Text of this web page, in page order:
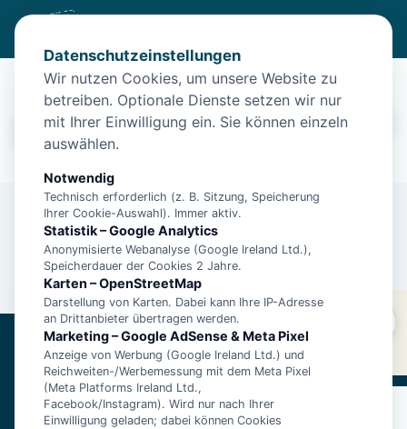
Unterkünfte in Wangerland
Wangerland
15.08. – 22.08. · 2 Gäste
Suche ändern
Wangerland
15.08. – 22.08. · 2 Gäste
Um die Karte anzuzeigen, musst du externe Inhalte
(OpenStreetMap)akzeptieren.
Ostfriesland1.de
Über 16.000 Unterkünfte an der ostfriesischen Nordseeküste.
Finde Ferienwohnungen, Ferienhäuser und Hotels nach Ort oder
Datenschutzeinstellungen
Wir nutzen Cookies, um unsere Website zu
betreiben. Optionale Dienste setzen wir nur
mit Ihrer Einwilligung ein. Sie können einzeln
auswählen.
Notwendig
Technisch erforderlich (z. B. Sitzung, Speicherung
Ihrer Cookie-Auswahl). Immer aktiv.
Statistik – Google Analytics
Anonymisierte Webanalyse (Google Ireland Ltd.),
Speicherdauer der Cookies 2 Jahre.
Karten – OpenStreetMap
Darstellung von Karten. Dabei kann Ihre IP-Adresse
an Drittanbieter übertragen werden.
Marketing – Google AdSense & Meta Pixel
Anzeige von Werbung (Google Ireland Ltd.) und
Reichweiten-/Werbemessung mit dem Meta Pixel
(Meta Platforms Ireland Ltd.,
Facebook/Instagram). Wird nur nach Ihrer
Einwilligung geladen; dabei können Cookies